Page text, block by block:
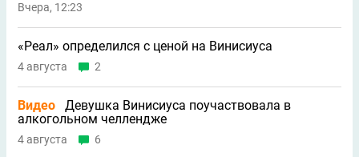
Вчера, 12:23
«Реал» определился с ценой на Винисиуса
4 августа 2
Видео
Девушка Винисиуса поучаствовала в
алкогольном челлендже
4 августа 6